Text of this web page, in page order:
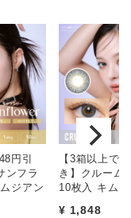
円引
ンフラ
ジアン
【3箱以上で
き】クルーム
10枚入 キム
¥ 1,848